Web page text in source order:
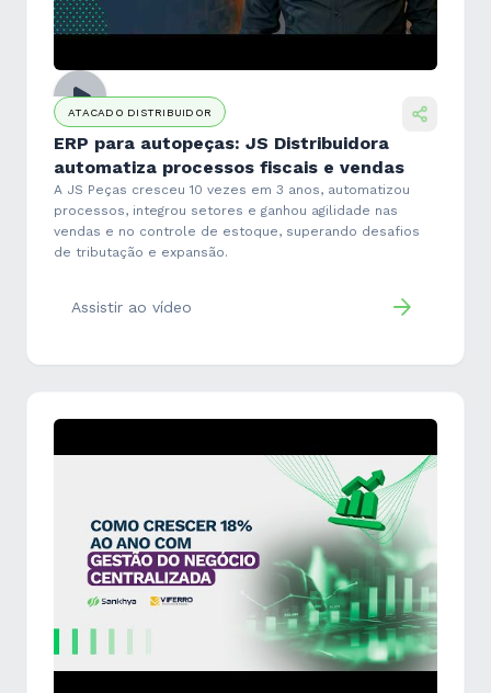
ATACADO DISTRIBUIDOR
ERP para autopeças: JS Distribuidora
automatiza processos fiscais e vendas
A JS Peças cresceu 10 vezes em 3 anos, automatizou
processos, integrou setores e ganhou agilidade nas
vendas e no controle de estoque, superando desafios
de tributação e expansão.
Assistir ao vídeo